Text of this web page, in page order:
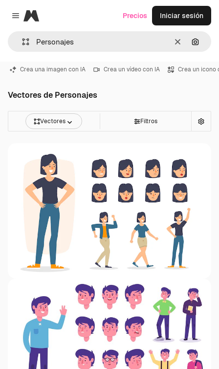
Close menu
Magnific
Borrar
Precios Iniciar sesión
Crea una imagen con IA Crea un vídeo con IA Crea un icono
Vectores de Personajes
Vectores Filtros